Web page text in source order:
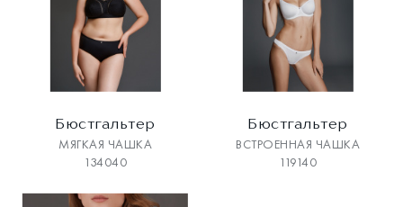
Бюстгальтер
МЯГКАЯ ЧАШКА
134040
Бюстгальтер
ВСТРОЕННАЯ ЧАШКА
119140